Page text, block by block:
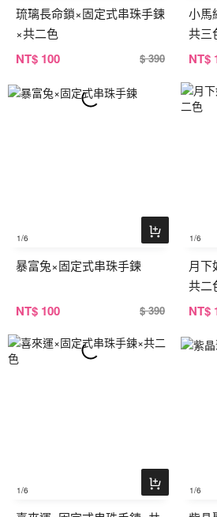
琉璃長命鎖×固定式串珠手鍊
×共二色
NT$ 100 $ 390
小馬
共三
NT$
1/6
暴富兔×固定式串珠手鍊
NT$ 100 $ 390
1/6
月下
共二
NT$
1/6 1/6